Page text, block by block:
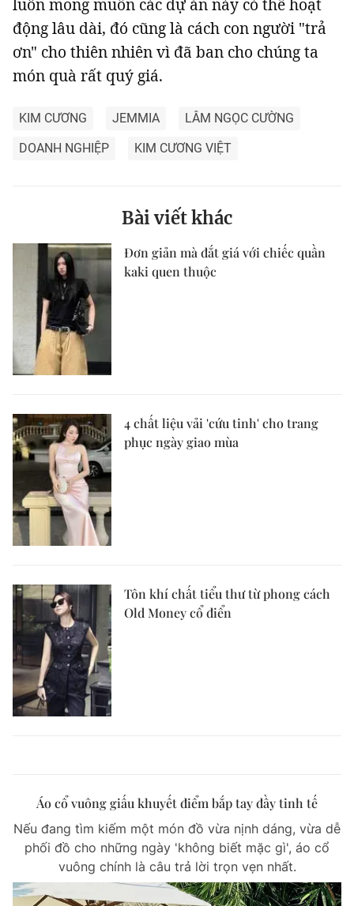
luôn mong muốn các dự án này có thể hoạt
động lâu dài, đó cũng là cách con người "trả
ơn" cho thiên nhiên vì đã ban cho chúng ta
món quà rất quý giá.
KIM CƯƠNG JEMMIA
LÂM NGỌC CƯỜNG
DOANH NGHIỆP
KIM CƯƠNG VIỆT
Bài viết khác
Đơn giản mà đắt giá với chiếc quần
kaki quen thuộc
4 chất liệu vải 'cứu tinh' cho trang
phục ngày giao mùa
Tôn khí chất tiểu thư từ phong cách
Old Money cổ điển
Áo cổ vuông giấu khuyết điểm bắp tay đầy tinh tế
Nếu đang tìm kiếm một món đồ vừa nịnh dáng, vừa dễ
phối đồ cho những ngày 'không biết mặc gì', áo cổ
vuông chính là câu trả lời trọn vẹn nhất.